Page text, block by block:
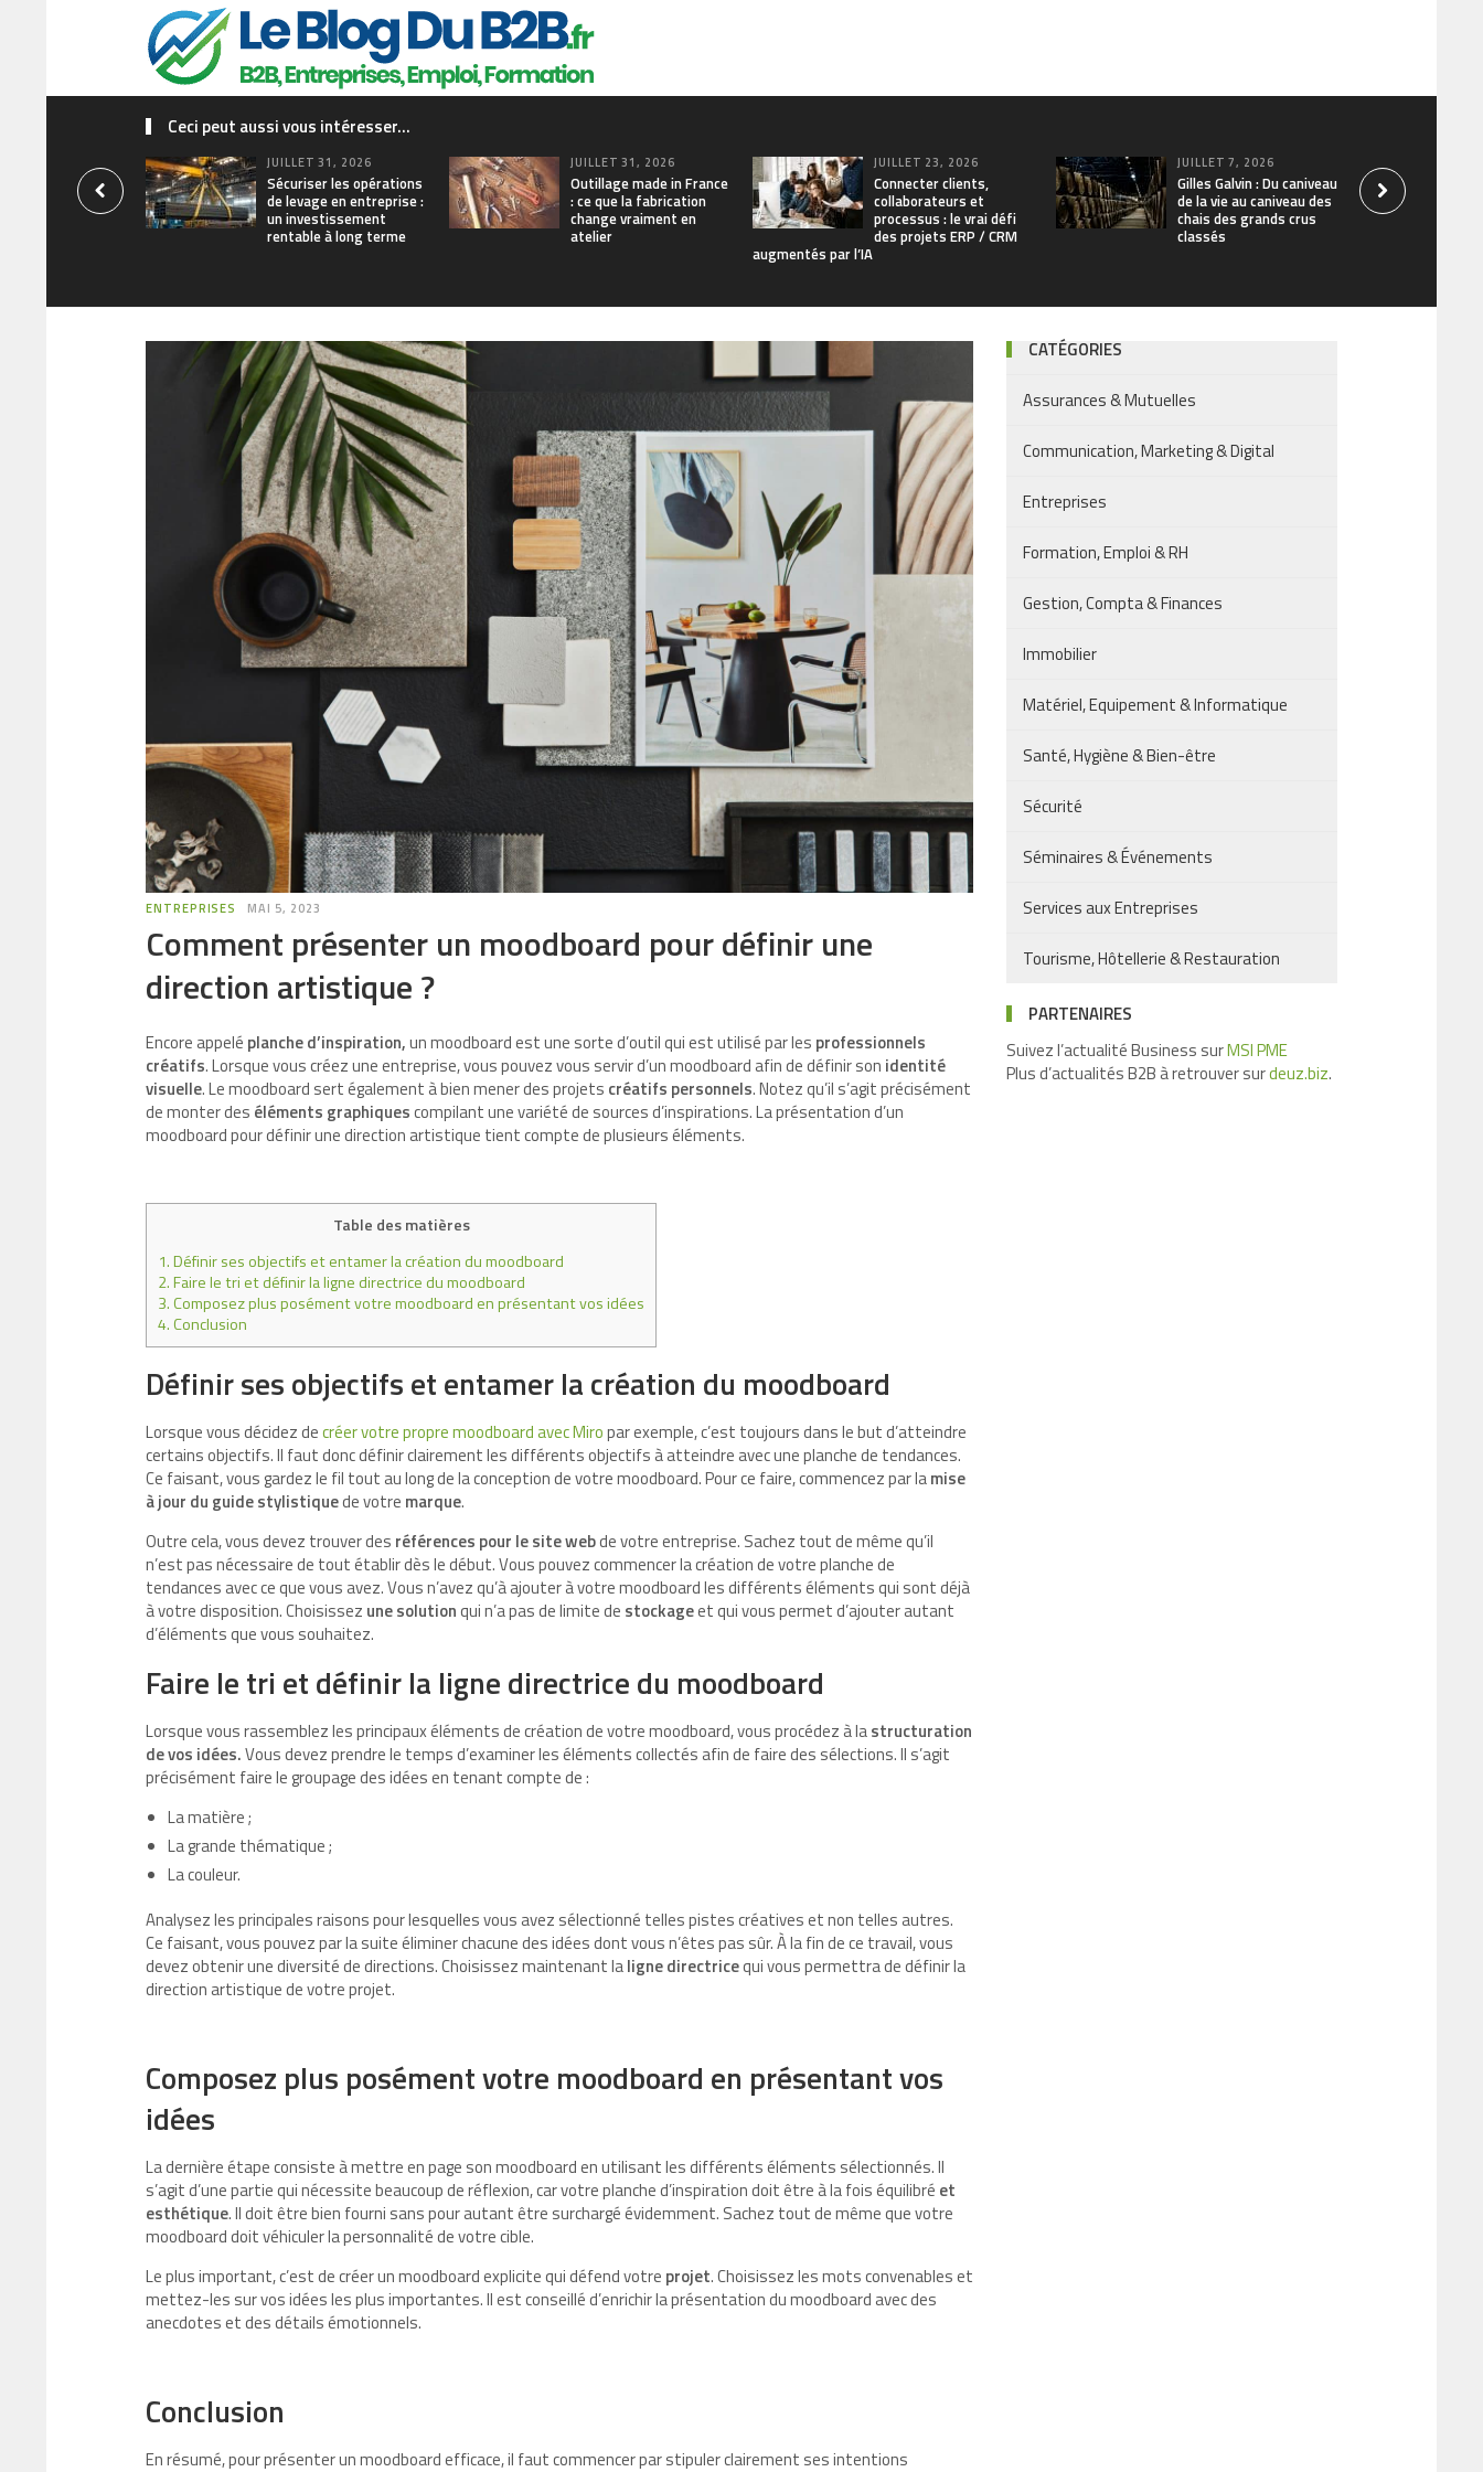
Ceci peut aussi vous intéresser...
JUILLET 31, 2026
Sécuriser les opérations
de levage en entreprise :
un investissement
rentable à long terme
JUILLET 31, 2026
Outillage made in France
: ce que la fabrication
change vraiment en
atelier
JUILLET 23, 2026
Connecter clients,
collaborateurs et
processus : le vrai défi
des projets ERP / CRM
augmentés par l’IA
JUILLET 7, 2026
Gilles Galvin : Du caniveau
de la vie au caniveau des
chais des grands crus
classés
ENTREPRISES MAI 5, 2023
Comment présenter un moodboard pour définir une
direction artistique ?
Encore appelé planche d’inspiration,un moodboard est une sorte d’outil qui est utilisé par les professionnels
créatifs. Lorsque vous créez une entreprise, vous pouvez vous servir d’un moodboard afin de définir son identité
visuelle. Le moodboard sert également à bien mener des projets créatifs personnels. Notez qu’il s’agit précisément
de monter des éléments graphiquescompilant une variété de sources d’inspirations. La présentation d’un
moodboard pour définir une direction artistique tient compte de plusieurs éléments.
Table des matières
1.Définir ses objectifs et entamer la création du moodboard
2.Faire le tri et définir la ligne directrice du moodboard
3.Composez plus posément votre moodboard en présentant vos idées
4.Conclusion
Définir ses objectifs et entamer la création du moodboard
Lorsque vous décidez decréer votre propre moodboard avec Miropar exemple, c’est toujours dans le but d’atteindre
certains objectifs. Il faut donc définir clairement les différents objectifs à atteindre avec une planche de tendances.
Ce faisant, vous gardez le fil tout au long de la conception de votre moodboard. Pour ce faire, commencez par lamise
à jour du guide stylistiquede votre marque.
Outre cela, vous devez trouver des références pour le site webde votre entreprise. Sachez tout de même qu’il
n’est pas nécessaire de tout établir dès le début. Vous pouvez commencer la création de votre planche de
tendances avec ce que vous avez. Vous n’avez qu’à ajouter à votre moodboard les différents éléments qui sont déjà
à votre disposition. Choisissez une solutionqui n’a pas de limite de stockageet qui vous permet d’ajouter autant
d’éléments que vous souhaitez.
Faire le tri et définir la ligne directrice du moodboard
Lorsque vous rassemblez les principaux éléments de création de votre moodboard, vous procédez à lastructuration
de vos idées.Vous devez prendre le temps d’examiner les éléments collectés afin de faire des sélections. Il s’agit
précisément faire le groupage des idées en tenant compte de :
La matière ;
La grande thématique ;
La couleur.
Analysez les principales raisons pour lesquelles vous avez sélectionné telles pistes créatives et non telles autres.
Ce faisant, vous pouvez par la suite éliminer chacune des idées dont vous n’êtes pas sûr. À la fin de ce travail, vous
devez obtenir une diversité de directions. Choisissez maintenant laligne directricequi vous permettra de définir la
direction artistique de votre projet.
Composez plus posément votre moodboard en présentant vos
idées
La dernière étape consiste à mettre en page son moodboard en utilisant les différents éléments sélectionnés. Il
s’agit d’une partie qui nécessite beaucoup de réflexion, car votre planche d’inspiration doit être à la fois équilibré et
esthétique. Il doit être bien fourni sans pour autant être surchargé évidemment. Sachez tout de même que votre
moodboard doit véhiculer la personnalité de votre cible.
Le plus important, c’est de créer un moodboard explicite qui défend votre projet. Choisissez les mots convenables et
mettez-les sur vos idées les plus importantes. Il est conseillé d’enrichir la présentation du moodboard avec des
anecdotes et des détails émotionnels.
Conclusion
En résumé, pour présenter un moodboard efficace, il faut commencer par stipuler clairement ses intentions
CATÉGORIES
Assurances & Mutuelles
Communication, Marketing & Digital
Entreprises
Formation, Emploi & RH
Gestion, Compta & Finances
Immobilier
Matériel, Equipement & Informatique
Santé, Hygiène & Bien-être
Sécurité
Séminaires & Événements
Services aux Entreprises
Tourisme, Hôtellerie & Restauration
PARTENAIRES
Suivez l’actualité Business surMSI PME
Plus d’actualités B2B à retrouver surdeuz.biz.